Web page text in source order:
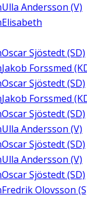
Ulla Andersson (V)
Elisabeth
Oscar Sjöstedt (SD)
Jakob Forssmed
Oscar Sjöstedt (SD)
Jakob Forssmed
Oscar Sjöstedt (SD)
Ulla Andersson (V)
Oscar Sjöstedt (SD)
Ulla Andersson (V)
Oscar Sjöstedt (SD)
Fredrik Olovsson